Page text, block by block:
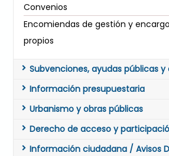
Convenios
Encomiendas de gestión y
propios
Subvenciones, ayudas públicas
Información presupuestaria
Urbanismo y obras públicas
Derecho de acceso y
Información ciudadana / Avisos